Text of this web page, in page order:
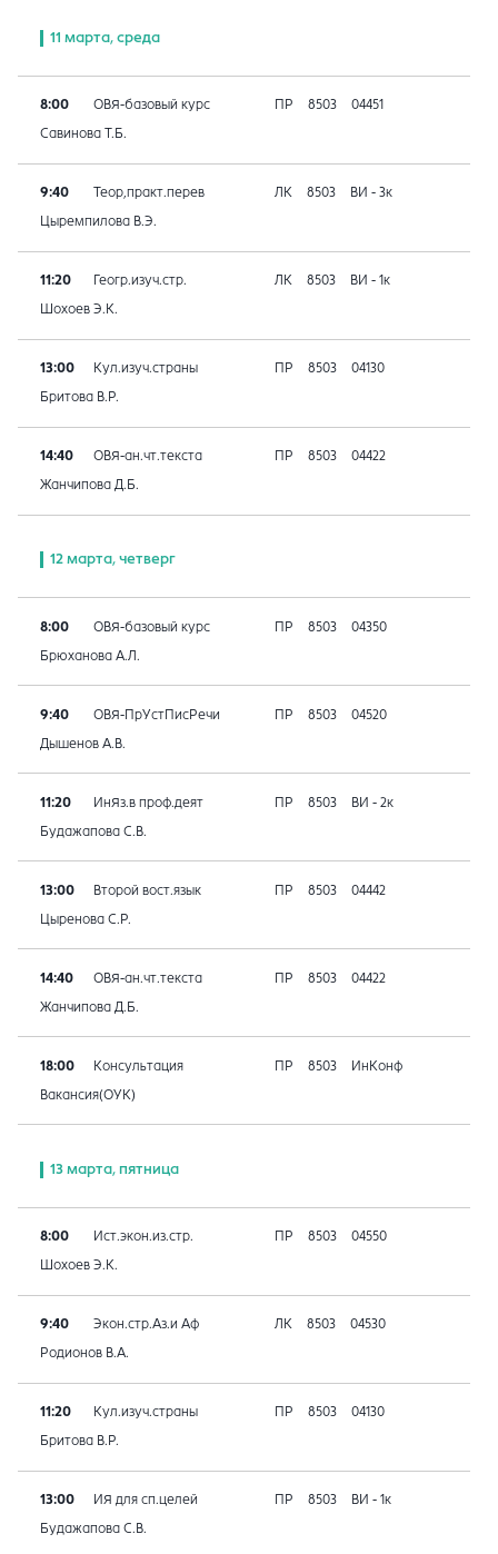
11 марта, среда
8:00 ОВЯ-базовый курс ПР 8503 04451
Савинова Т.Б.
9:40 Теор,практ.перев ЛК 8503 ВИ - 3к
Цыремпилова В.Э.
11:20 Геогр.изуч.стр. ЛК 8503 ВИ - 1к
Шохоев Э.К.
13:00 Кул.изуч.страны ПР 8503 04130
Бритова В.Р.
14:40 ОВЯ-ан.чт.текста ПР 8503 04422
Жанчипова Д.Б.
12 марта, четверг
8:00 ОВЯ-базовый курс ПР 8503 04350
Брюханова А.Л.
9:40 ОВЯ-ПрУстПисРечи ПР 8503 04520
Дышенов А.В.
11:20 ИнЯз.в проф.деят ПР 8503 ВИ - 2к
Будажапова С.В.
13:00 Второй вост.язык ПР 8503 04442
Цыренова С.Р.
14:40 ОВЯ-ан.чт.текста ПР 8503 04422
Жанчипова Д.Б.
18:00 Консультация ПР 8503 ИнКонф
Вакансия(ОУК)
13 марта, пятница
8:00 Ист.экон.из.стр. ПР 8503 04550
Шохоев Э.К.
9:40 Экон.стр.Аз.и Аф ЛК 8503 04530
Родионов В.А.
11:20 Кул.изуч.страны ПР 8503 04130
Бритова В.Р.
13:00 ИЯ для сп.целей ПР 8503 ВИ - 1к
Будажапова С.В.